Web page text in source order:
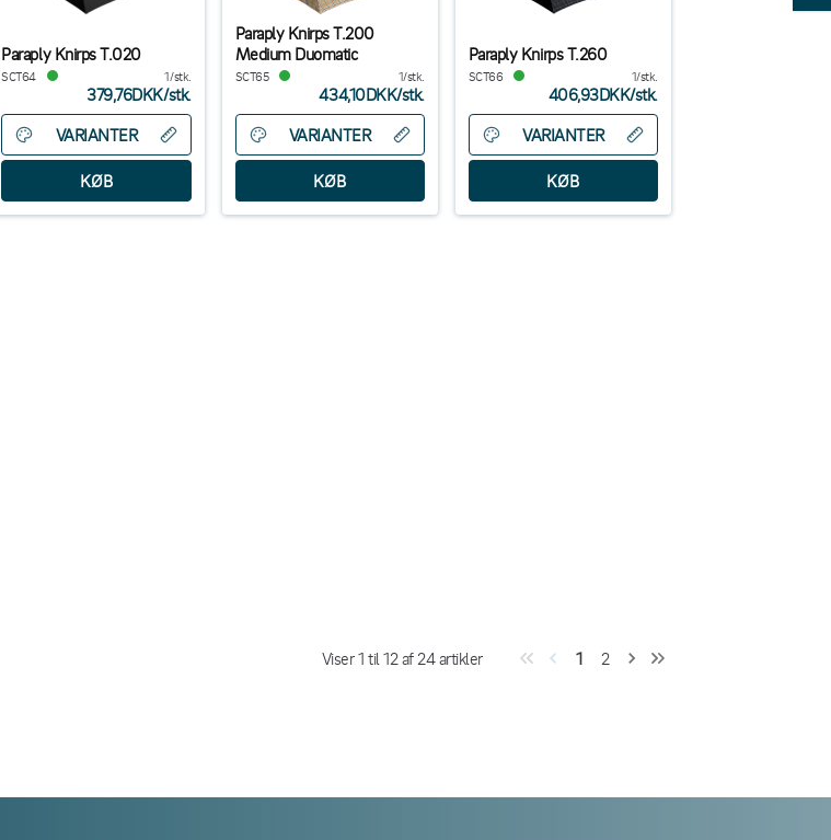
Paraply Knirps T.020
SCT64 1/stk.
379,76DKK/stk.
VARIANTER
Paraply Knirps T.200
Medium Duomatic
SCT65 1/stk.
434,10DKK/stk.
VARIANTER
Paraply Knirps T.260
SCT66 1/stk.
406,93DKK/stk.
VARIANTER
Viser1 til12af 24artikler 1 2